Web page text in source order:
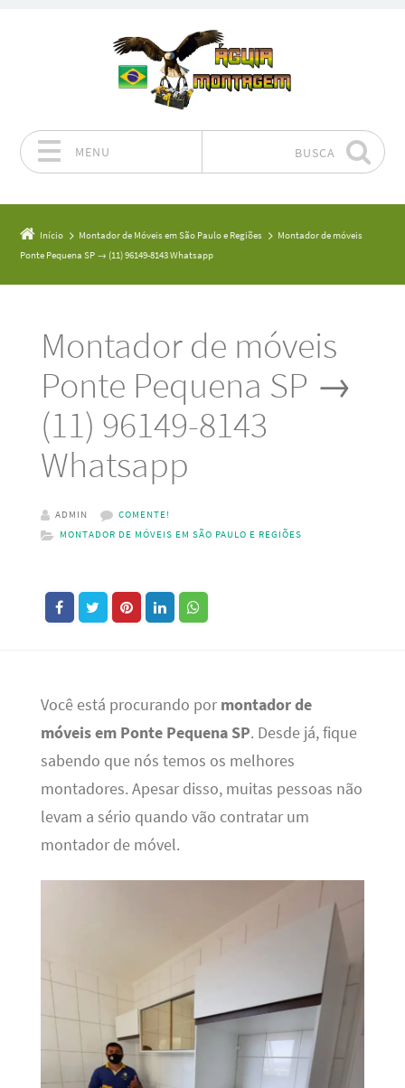
MENU BUSCA
Início Montador de Móveis em São Paulo e Regiões
Montador de móveis
Ponte Pequena SP → (11) 96149-8143 Whatsapp
Montador de móveis
Ponte Pequena SP →
(11) 96149-8143
Whatsapp
ADMIN
COMENTE!
MONTADOR DE MÓVEIS EM SÃO PAULO E REGIÕES
Você está procurando por montador de
móveis em Ponte Pequena SP. Desde já, fique
sabendo que nós temos os melhores
montadores. Apesar disso, muitas pessoas não
levam a sério quando vão contratar um
montador de móvel.